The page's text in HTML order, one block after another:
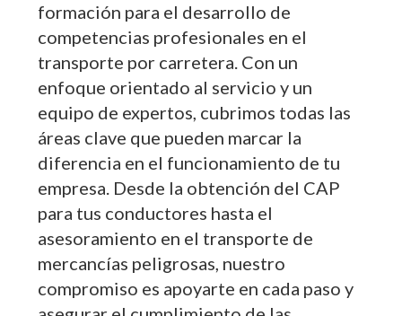
formación para el desarrollo de
competencias profesionales en el
transporte por carretera. Con un
enfoque orientado al servicio y un
equipo de expertos, cubrimos todas las
áreas clave que pueden marcar la
diferencia en el funcionamiento de tu
empresa. Desde la obtención del CAP
para tus conductores hasta el
asesoramiento en el transporte de
mercancías peligrosas, nuestro
compromiso es apoyarte en cada paso y